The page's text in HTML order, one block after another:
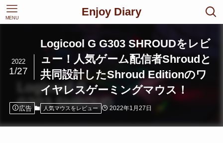
Enjoy Diary
MENU
Logicool G G303 SHROUDをレビ
ュー！人気ゲーム配信者Shroudと
共同設計したShroud Editionのワ
イヤレスゲーミングマウス！
2022
1/27
広告 人気マウスをレビュー 2022年1月27日